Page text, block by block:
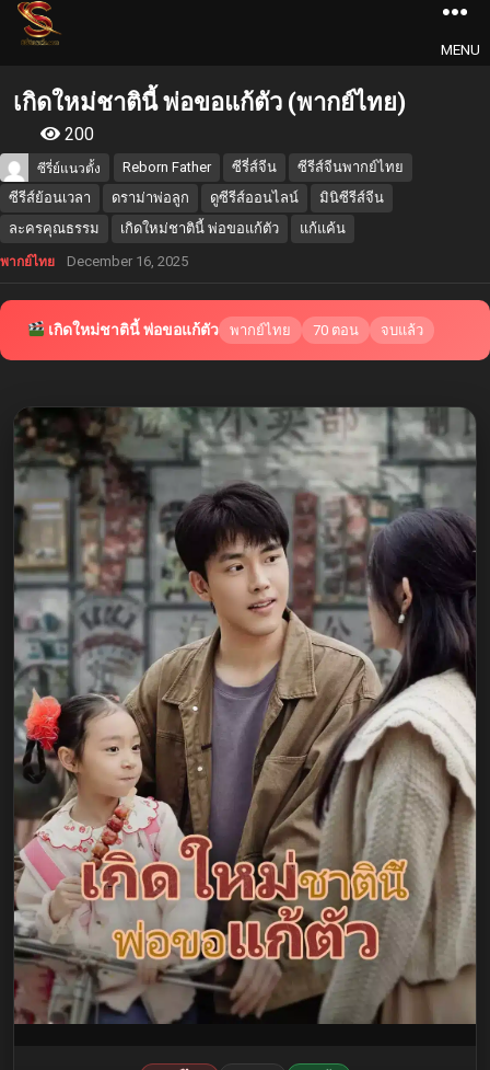
MENU
เกิดใหม่ชาตินี้ พ่อขอแก้ตัว (พากย์ไทย)
200
ซีรี่ย์แนวตั้ง Reborn Father ซีรี่ส์จีน
ซีรีส์จีนพากย์ไทย
ซีรีส์ย้อนเวลา
ดราม่าพ่อลูก ดูซีรีส์ออนไลน์
มินิซีรีส์จีน
ละครคุณธรรม
เกิดใหม่ชาตินี้ พ่อขอแก้ตัว แก้แค้น
พากย์ไทย December 16, 2025
เกิดใหม่ชาตินี้ พ่อขอแก้ตัว พากย์ไทย 70 ตอน จบแล้ว